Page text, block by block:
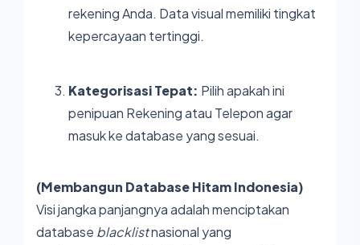
rekening Anda. Data visual memiliki tingkat
kepercayaan tertinggi.
Kategorisasi Tepat: Pilih apakah ini
penipuan Rekening atau Telepon agar
masuk ke database yang sesuai.
(Membangun Database Hitam Indonesia)
Visi jangka panjangnya adalah menciptakan
database blacklistnasional yang